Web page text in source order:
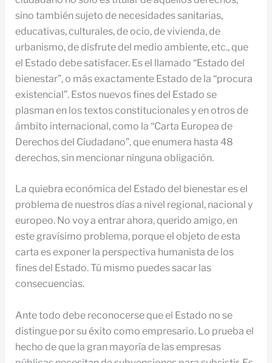
sino también sujeto de necesidades sanitarias,
educativas, culturales, de ocio, de vivienda, de
urbanismo, de disfrute del medio ambiente, etc., que
el Estado debe satisfacer. Es el llamado “Estado del
bienestar”, o más exactamente Estado de la “procura
existencial”. Estos nuevos fines del Estado se
plasman en los textos constitucionales y en otros de
ámbito internacional, como la “Carta Europea de
Derechos del Ciudadano”, que enumera hasta 48
derechos, sin mencionar ninguna obligación.
La quiebra económica del Estado del bienestar es el
problema de nuestros días a nivel regional, nacional y
europeo. No voy a entrar ahora, querido amigo, en
este gravísimo problema, porque el objeto de esta
carta es exponer la perspectiva humanista de los
fines del Estado. Tú mismo puedes sacar las
consecuencias.
Ante todo debe reconocerse que el Estado no se
distingue por su éxito como empresario. Lo prueba el
hecho de que la gran mayoría de las empresas